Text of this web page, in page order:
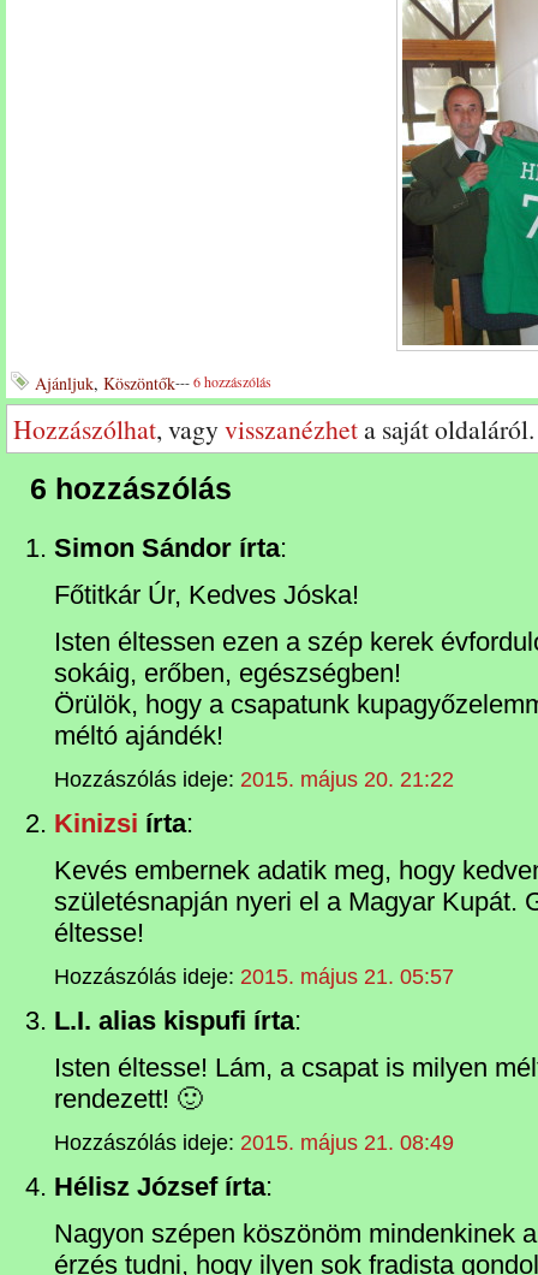
Ajánljuk, Köszöntők---6 hozzászólás
Hozzászólhat, vagyvisszanézheta saját oldaláról.
6 hozzászólás
Simon Sándor írta:
Főtitkár Úr, Kedves Jóska!
Isten éltessen ezen a szép kerek
sokáig, erőben, egészségben!
Örülök, hogy a csapatunk
méltó ajándék!
Hozzászólás ideje: 2015. május 20. 21:22
Kinizsi írta:
Kevés embernek adatik meg, hogy
születésnapján nyeri el a Magyar Kupát.
éltesse!
Hozzászólás ideje: 2015. május 21. 05:57
L.I. alias kispufi írta:
Isten éltesse! Lám, a csapat is milyen
rendezett! 🙂
Hozzászólás ideje: 2015. május 21. 08:49
Hélisz József írta:
Nagyon szépen köszönöm mindenkinek
érzés tudni, hogy ilyen sok fradista